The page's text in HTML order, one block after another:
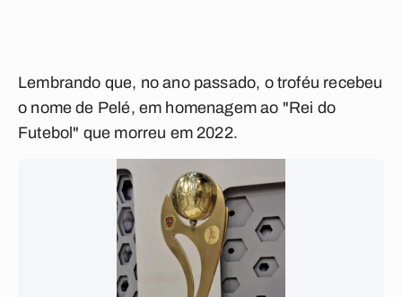
Lembrando que, no ano passado, o troféu recebeu
o nome de Pelé, em homenagem ao "Rei do
Futebol" que morreu em 2022.